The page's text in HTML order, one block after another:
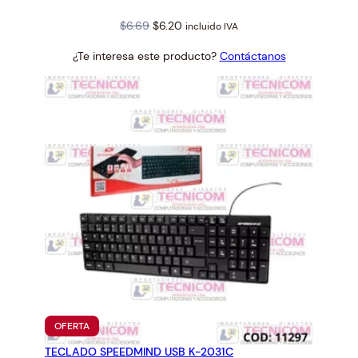
$6.69 Original
was:
$6.20 Current
is:
incluido IVA
¿Te interesa este producto? Contáctanos
OFERTAPRODUCTO
EN
OFERTA
TECLADO SPEEDMIND USB K-2031C